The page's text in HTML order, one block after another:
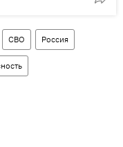
СВО Россия